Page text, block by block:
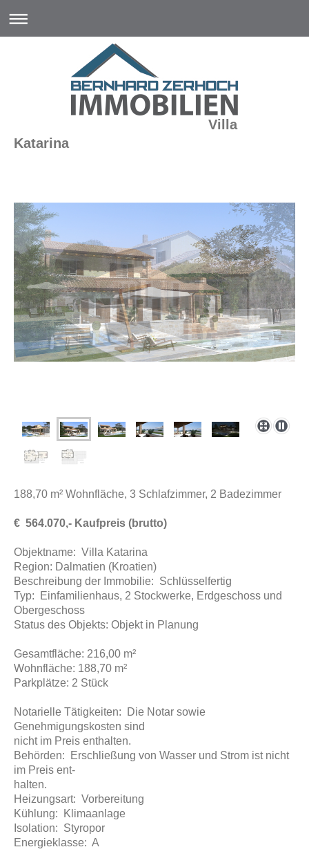
Villa
Katarina
188,70 m² Wohnfläche, 3 Schlafzimmer, 2 Badezimmer
€ 564.070,- Kaufpreis (brutto)
Objektname: Villa Katarina
Region: Dalmatien (Kroatien)
Beschreibung der Immobilie: Schlüsselfertig
Typ: Einfamilienhaus, 2 Stockwerke, Erdgeschoss und
Obergeschoss
Status des Objekts: Objekt in Planung
Gesamtfläche: 216,00 m²
Wohnfläche: 188,70 m²
Parkplätze: 2 Stück
Notarielle Tätigkeiten: Die Notar sowie
Genehmigungskosten sind
nicht im Preis enthalten.
Behörden: Erschließung von Wasser und Strom ist nicht
im Preis ent-
halten.
Heizungsart: Vorbereitung
Kühlung: Klimaanlage
Isolation: Styropor
Energieklasse: A